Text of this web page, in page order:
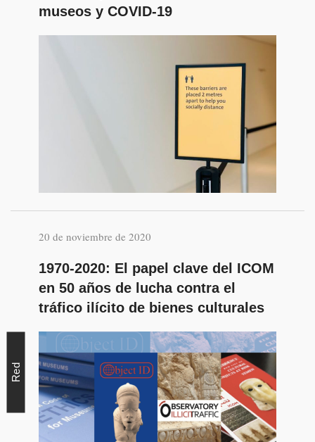
museos y COVID-19
20 de noviembre de 2020
1970-2020: El papel clave del ICOM
en 50 años de lucha contra el
tráfico ilícito de bienes culturales
Red